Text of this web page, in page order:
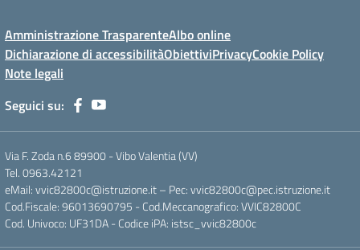
Amministrazione TrasparenteAlbo online
Dichiarazione di accessibilitàObiettiviPrivacyCookie Policy
Note legali
Seguici su:
Via F. Zoda n.6 89900 - Vibo Valentia (VV)
Tel. 0963.42121
eMail: vvic82800c@istruzione.it – Pec: vvic82800c@pec.istruzione.it
Cod.Fiscale: 96013690795 - Cod.Meccanografico: VVIC82800C
Cod. Univoco: UF31DA - Codice iPA: istsc_vvic82800c